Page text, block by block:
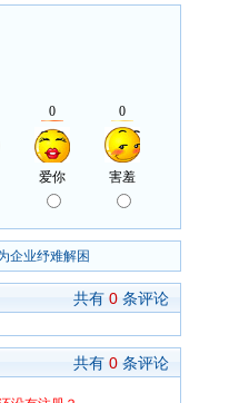
企业纾难解困
共有 0 条评论
共有 0 条评论